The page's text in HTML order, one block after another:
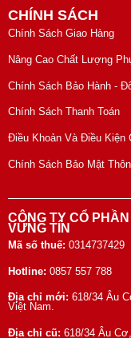
CHÍNH SÁCH
Chính Sách Giao Hàng
Nâng Cao Chất Lượng
Chính Sách Bảo Hành -
Chính Sách Thanh Toán
Điều Khoản Và Điều Kiện
Chính Sách Bảo Mật
CÔNG TY CỔ
VỮNG TÍN
Mã số thuế: 0314737429
Hotline: 0857 557 788
Địa chỉ mới: 618/34 Âu
Việt Nam.
Địa chỉ cũ: 618/34 Âu